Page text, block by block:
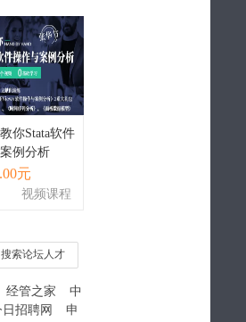
你Stata软件
例分析
元
视频课程
搜索论坛人才
经管之家
中
日招聘网 申